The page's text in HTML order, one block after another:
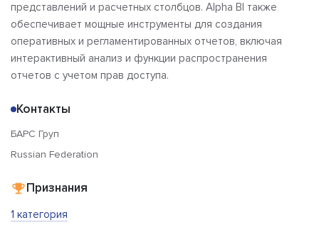
представлений и расчетных столбцов. Alpha BI также
обеспечивает мощные инструменты для создания
оперативных и регламентированных отчетов, включая
интерактивный анализ и функции распространения
отчетов с учетом прав доступа.
Контакты
БАРС Груп
Russian Federation
Признания
1 категория